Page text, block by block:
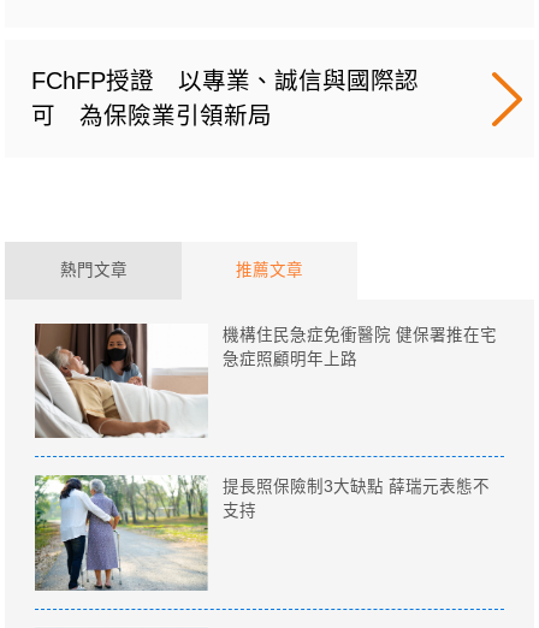
FChFP授證 以專業、誠信與國際認
可 為保險業引領新局
熱門文章 推薦文章
機構住民急症免衝醫院 健保署推在宅
急症照顧明年上路
提長照保險制3大缺點 薛瑞元表態不
支持